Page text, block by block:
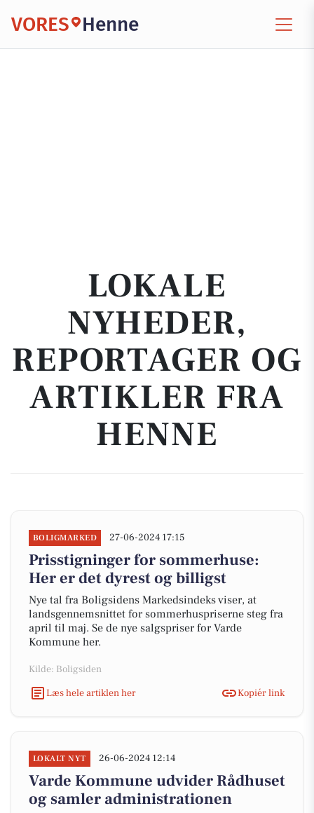
VORES Henne
LOKALE
NYHEDER,
REPORTAGER OG
ARTIKLER FRA
HENNE
BOLIGMARKED 27-06-2024 17:15
Prisstigninger for sommerhuse:
Her er det dyrest og billigst
Nye tal fra Boligsidens Markedsindeks viser, at
landsgennemsnittet for sommerhuspriserne steg fra
april til maj. Se de nye salgspriser for Varde
Kommune her.
Kilde: Boligsiden
Læs hele artiklen her
Kopiér link
LOKALT NYT 26-06-2024 12:14
Varde Kommune udvider Rådhuset
og samler administrationen